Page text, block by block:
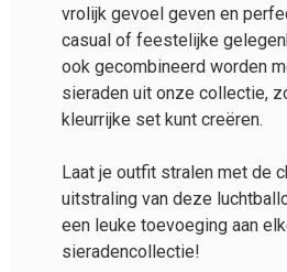
vrolijk gevoel geven en
casual of feestelijke
ook gecombineerd worden
sieraden uit onze collectie,
kleurrijke set kunt creëren.
Laat je outfit stralen met de
uitstraling van deze
een leuke toevoeging aan
sieradencollectie!